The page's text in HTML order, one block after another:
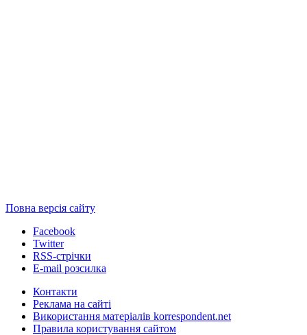
Повна версія сайту
Facebook
Twitter
RSS-стрічки
E-mail розсилка
Контакти
Реклама на сайті
Використання матеріалів korrespondent.net
Правила користування сайтом